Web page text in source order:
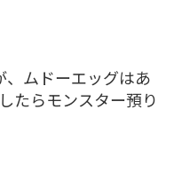
、ムドーエッグはあ
たらモンスター預り